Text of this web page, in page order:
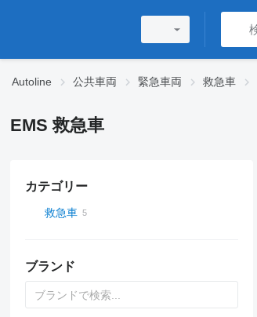
Autoline 公共車両 緊急車両 救急車
EMS 救急車
カテゴリー
救急車
ブランド